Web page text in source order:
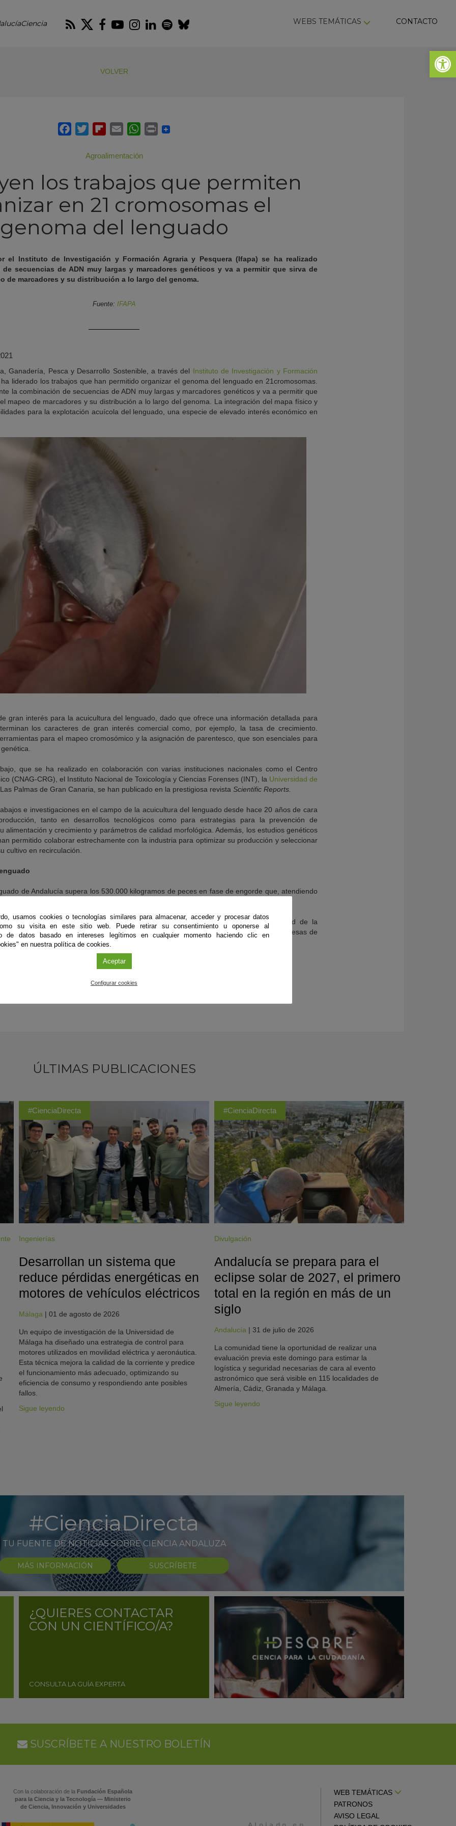
Abrir
RSS Twitter
Facebook
Youtube
Instagram
LinkedIn
Spotify
Bluesky WEBS TEMÁTICAS CONTACTO
VOLVER
Agroalimentación
los trabajos que permiten
en 21 cromosomas el
genoma del lenguado
el Instituto de Investigación y Formación Agraria y Pesquera (Ifapa) se ha realizado
secuencias de ADN muy largas y marcadores genéticos y va a permitir que sirva de
de marcadores y su distribución a lo largo del genoma.
Fuente: IFAPA
Ganadería, Pesca y Desarrollo Sostenible, a través del Instituto de Investigación y Formación
, ha liderado los trabajos que han permitido organizar el genoma del lenguado en 21cromosomas.
la combinación de secuencias de ADN muy largas y marcadores genéticos y va a permitir que
mapeo de marcadores y su distribución a lo largo del genoma. La integración del mapa físico y
para la explotación acuícola del lenguado, una especie de elevado interés económico en
gran interés para la acuicultura del lenguado, dado que ofrece una información detallada para
los caracteres de gran interés comercial como, por ejemplo, la tasa de crecimiento.
para el mapeo cromosómico y la asignación de parentesco, que son esenciales para
que se ha realizado en colaboración con varias instituciones nacionales como el Centro
(CNAG-CRG), el Instituto Nacional de Toxicología y Ciencias Forenses (INT), la Universidad de
Palmas de Gran Canaria, se han publicado en la prestigiosa revista Scientific Reports.
e investigaciones en el campo de la acuicultura del lenguado desde hace 20 años de cara
tanto en desarrollos tecnológicos como para estrategias para la prevención de
alimentación y crecimiento y parámetros de calidad morfológica. Además, los estudios genéticos
permitido colaborar estrechamente con la industria para optimizar su producción y seleccionar
cultivo en recirculación.
de Andalucía supera los 530.000 kilogramos de peces en fase de engorde que, atendiendo
de euros.
especialmente la provincia de Cádiz, que concentra prácticamente la totalidad de la
en 5,9 millones de euros). El resto de los registros se corresponden con empresas de
146kg de lenguado que, en el plano económico, rozan los 2.500 euros.
ÚLTIMAS PUBLICACIONES
#CienciaDirecta
Ingenierías
Desarrollan un sistema que
reduce pérdidas energéticas en
motores de vehículos eléctricos
Málaga |01 de agosto de 2026
Un equipo de investigación de la Universidad de
Málaga ha diseñado una estrategia de control para
motores utilizados en movilidad eléctrica y aeronáutica.
Esta técnica mejora la calidad de la corriente y predice
el funcionamiento más adecuado, optimizando su
eficiencia de consumo y respondiendo ante posibles
fallos.
Sigue leyendo
#CienciaDirecta
Divulgación
Andalucía se prepara para el
eclipse solar de 2027, el primero
total en la región en más de un
siglo
Andalucía | 31 de julio de 2026
La comunidad tiene la oportunidad de realizar una
evaluación previa este domingo para estimar la
logística y seguridad necesarias de cara al evento
astronómico que será visible en 115 localidades de
Almería, Cádiz, Granada y Málaga.
Sigue leyendo
#CienciaDirecta
TU FUENTE DE NOTICIAS SOBRE CIENCIA ANDALUZA
MÁS INFORMACIÓN SUSCRÍBETE
¿QUIERES CONTACTAR
CON UN CIENTÍFICO/A?
CONSULTA LA GUÍA EXPERTA
SUSCRÍBETE A NUESTRO BOLETÍN
Con la colaboración de la Fundación Española
para la Ciencia y la Tecnología — Ministerio
de Ciencia, Innovación y Universidades
WEB TEMÁTICAS
PATRONOS
AVISO LEGAL
usamos cookies o tecnologías similares para almacenar, acceder y procesar datos
su visita en este sitio web. Puede retirar su consentimiento u oponerse al
de datos basado en intereses legítimos en cualquier momento haciendo clic en
en nuestra política de cookies.
Aceptar
Configurar cookies